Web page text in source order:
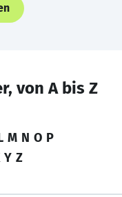
von A bis Z
M N O P
Y Z